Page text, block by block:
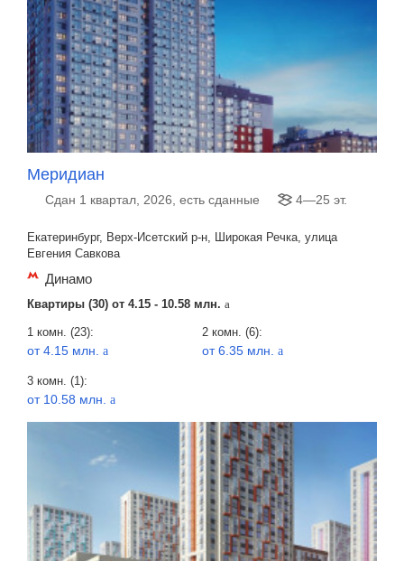
Меридиан
Сдан 1 квартал, 2026, есть сданные 4—25 эт.
Екатеринбург, Верх-Исетский р-н, Широкая Речка, улица
Евгения Савкова
Динамо
Квартиры (30) от 4.15 - 10.58 млн. a
1 комн. (23):
от 4.15 млн. a
2 комн. (6):
от 6.35 млн. a
3 комн. (1):
от 10.58 млн. a